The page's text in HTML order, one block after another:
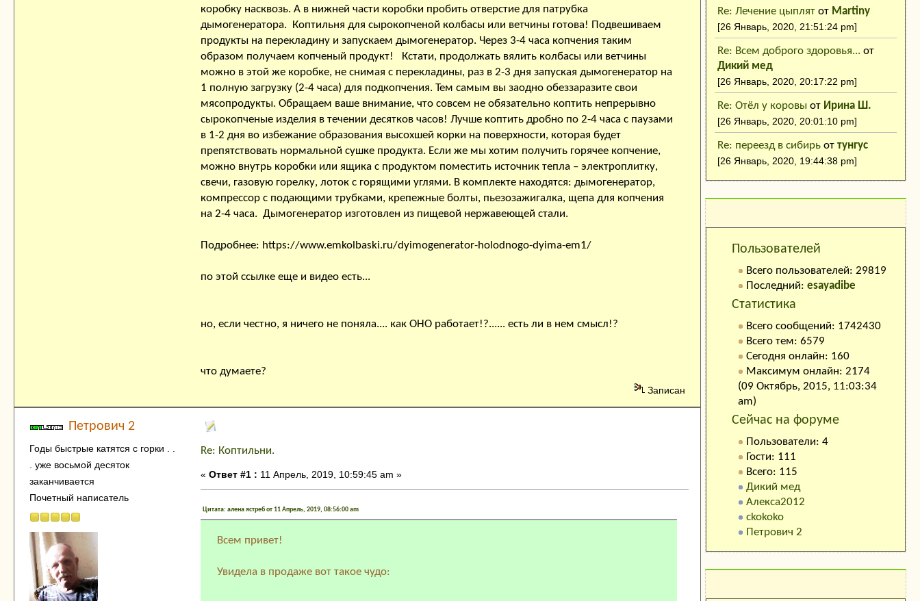
Re: Лечение цыплят от Martiny
[26 Январь, 2020, 21:51:24 pm]
Re: Всем доброго здоровья... от
Дикий мед
[26 Январь, 2020, 20:17:22 pm]
Re: Отёл у коровы от Ирина Ш.
[26 Январь, 2020, 20:01:10 pm]
Re: переезд в сибирь от тунгус
[26 Январь, 2020, 19:44:38 pm]
Пользователей
Всего пользователей: 29819
Последний: esayadibe
Статистика
Всего сообщений: 1742430
Всего тем: 6579
Сегодня онлайн: 160
Максимум онлайн: 2174
(09 Октябрь, 2015, 11:03:34
am)
Сейчас на форуме
Пользователи: 4
Гости: 111
Всего: 115
Дикий мед
Алекса2012
ckokoko
Петрович 2
коробку насквозь. А в нижней части коробки пробить отверстие для патрубка
дымогенератора. Коптильня для сырокопченой колбасы или ветчины готова! Подвешиваем
продукты на перекладину и запускаем дымогенератор. Через 3-4 часа копчения таким
образом получаем копченый продукт! Кстати, продолжать вялить колбасы или ветчины
можно в этой же коробке, не снимая с перекладины, раз в 2-3 дня запуская дымогенератор на
1 полную загрузку (2-4 часа) для подкопчения. Тем самым вы заодно обеззаразите свои
мясопродукты. Обращаем ваше внимание, что совсем не обязательно коптить непрерывно
сырокопченые изделия в течении десятков часов! Лучше коптить дробно по 2-4 часа с паузами
в 1-2 дня во избежание образования высохшей корки на поверхности, которая будет
препятствовать нормальной сушке продукта. Если же мы хотим получить горячее копчение,
можно внутрь коробки или ящика с продуктом поместить источник тепла – электроплитку,
свечи, газовую горелку, лоток с горящими углями. В комплекте находятся: дымогенератор,
компрессор с подающими трубками, крепежные болты, пьезозажигалка, щепа для копчения
на 2-4 часа. Дымогенератор изготовлен из пищевой нержавеющей стали.
Подробнее: https://www.emkolbaski.ru/dyimogenerator-holodnogo-dyima-em1/
по этой ссылке еще и видео есть...
но, если честно, я ничего не поняла.... как ОНО работает!?...... есть ли в нем смысл!?
что думаете?
Записан
Петрович 2
Годы быстрые катятся с горки . .
. уже восьмой десяток
заканчивается
Почетный написатель
Re: Коптильни.
« Ответ #1 : 11 Апрель, 2019, 10:59:45 am »
Цитата: алена ястреб от 11 Апрель, 2019, 08:56:00 am
Всем привет!
Увидела в продаже вот такое чудо: